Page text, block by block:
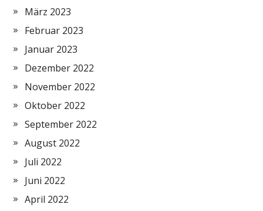
März 2023
Februar 2023
Januar 2023
Dezember 2022
November 2022
Oktober 2022
September 2022
August 2022
Juli 2022
Juni 2022
April 2022